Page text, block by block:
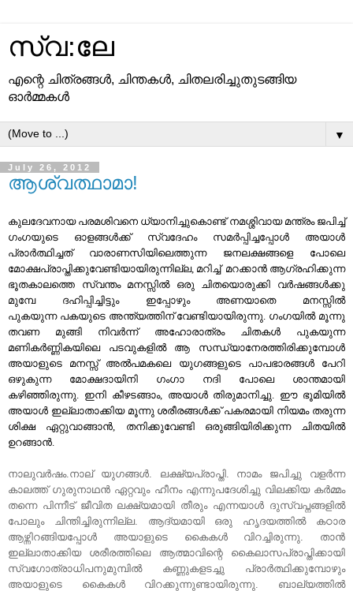
സ്വ:ലേ
എന്റെ ചിത്രങ്ങള്‍, ചിന്തകള്‍, ചിതലരിച്ചുതുടങ്ങിയ
ഓര്‍മ്മകള്‍
▼
July 26, 2012
ആശ്വത്ഥാമാ!
കുലദേവനായ പരമശിവനെ ധ്യാനിച്ചുകൊണ്ട് നമശ്ശിവായ മന്ത്രം ജപിച്ച്
ഗംഗയുടെ ഓളങ്ങള്‍ക്ക് സ്വദേഹം സമര്‍പ്പിച്ചപ്പോള്‍ അയാള്‍
പ്രാര്‍ത്ഥിച്ചത് വാരാണസിയിലെത്തുന്ന ജനലക്ഷങ്ങളെ പോലെ
മോക്ഷപ്രാപ്തിക്കുവേണ്ടിയായിരുന്നില്ല, മറിച്ച് മറക്കാന്‍ ആഗ്രഹിക്കുന്ന
ഭൂതകാലത്തെ സ്വന്തം മനസ്സില്‍ ഒരു ചിതയൊരുക്കി വര്‍ഷങ്ങള്‍ക്കു
മുമ്പേ ദഹിപ്പിച്ചിട്ടും ഇപ്പോഴും അണയാതെ മനസ്സില്‍
പുകയുന്ന പകയുടെ അന്ത്യത്തിന് വേണ്ടിയായിരുന്നു. ഗംഗയില്‍ മൂന്നു
തവണ മുങ്ങി നിവര്‍ന്ന് അഹോരാത്രം ചിതകള്‍ പുകയുന്ന
മണികര്‍ണ്ണികയിലെ പടവുകളില്‍ ആ സന്ധ്യാനേരത്തിരിക്കുമ്പോള്‍
അയാളുടെ മനസ്സ് അല്‍പമകലെ യുഗങ്ങളുടെ പാപഭാരങ്ങള്‍ പേറി
ഒഴുകുന്ന മോക്ഷദായിനി ഗംഗാ നദി പോലെ ശാന്തമായി
കഴിഞ്ഞിരുന്നു. ഇനി കീഴടങ്ങാം, അയാള്‍ തിരുമാനിച്ചു. ഈ ഭൂമിയില്‍
അയാള്‍ ഇല്ലാതാക്കിയ മൂന്നു ശരീരങ്ങള്‍ക്ക് പകരമായി നിയമം തരുന്ന
ശിക്ഷ ഏറ്റുവാങ്ങാന്‍, തനിക്കുവേണ്ടി ഒരുങ്ങിയിരിക്കുന്ന ചിതയില്‍
ഉറങ്ങാന്‍.
നാലുവര്‍ഷം.നാല് യുഗങ്ങള്‍. ലക്ഷ്യപ്രാപ്തി. നാമം ജപിച്ചു വളര്‍ന്ന
കാലത്ത് ഗുരുനാഥന്‍ ഏറ്റവും ഹീനം എന്നുപദേശിച്ചു വിലക്കിയ കര്‍മ്മം
തന്നെ പിന്നീട് ജീവിത ലക്ഷ്യമായി തീരും എന്നയാള്‍ ദുസ്വപ്നങ്ങളില്‍
പോലും ചിന്തിച്ചിരുന്നില്ല. ആദ്യമായി ഒരു ഹൃദയത്തില്‍ കഠാര
ആഴ്ന്നിറങ്ങിയപ്പോള്‍ അയാളുടെ കൈകള്‍ വിറച്ചിരുന്നു. താന്‍
ഇല്ലാതാക്കിയ ശരീരത്തിലെ ആത്മാവിന്റെ കൈലാസപ്രാപ്തിക്കായി
സ്വഗോത്രാധിപനുമുമ്പില്‍ കണ്ണുകളടച്ചു പ്രാര്‍ത്ഥിക്കുമ്പോഴും
അയാളുടെ കൈകള്‍ വിറക്കുന്നുണ്ടായിരുന്നു. ബാല്യത്തില്‍